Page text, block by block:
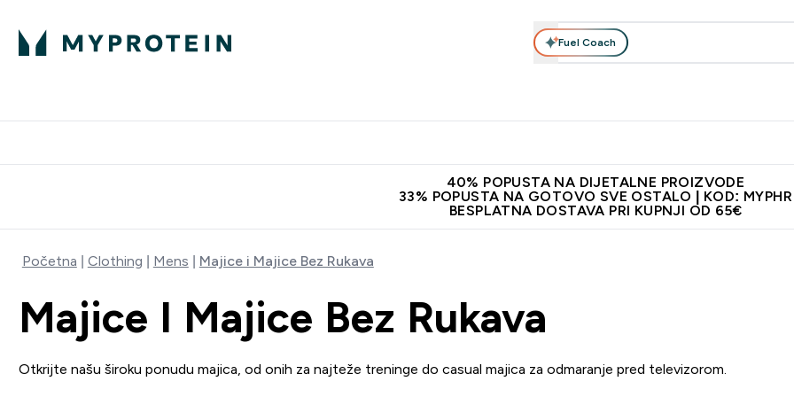
Fuel Coach
40% POPUSTA NA DIJETALNE PROIZVODE
33% POPUSTA NA GOTOVO SVE OSTALO | KOD: MYPHR
BESPLATNA DOSTAVA PRI KUPNJI OD 65€
Početna Clothing Mens Majice i Majice Bez Rukava
Majice I Majice Bez Rukava
Otkrijte našu široku ponudu majica, od onih za najteže treninge do casual majica za odmaranje pred televizorom.